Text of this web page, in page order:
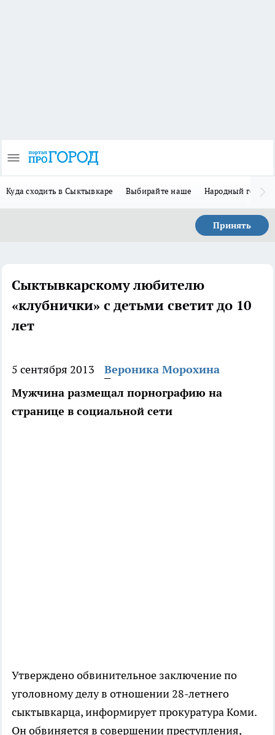
Куда сходить в Сыктывкаре Выбирайте наше Народный герой
Принять
Сыктывкарскому любителю
«клубнички» с детьми светит до 10
лет
5 сентября 2013
Вероника Морохина
Мужчина размещал порнографию на
странице в социальной сети
Утверждено обвинительное заключение по
уголовному делу в отношении 28-летнего
сыктывкарца, информирует прокуратура Коми.
Он обвиняется в совершении преступления,